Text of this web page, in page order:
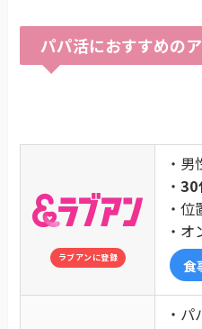
パパ活におすすめの
ラブアンに登録
・
・30
・
・
食
・